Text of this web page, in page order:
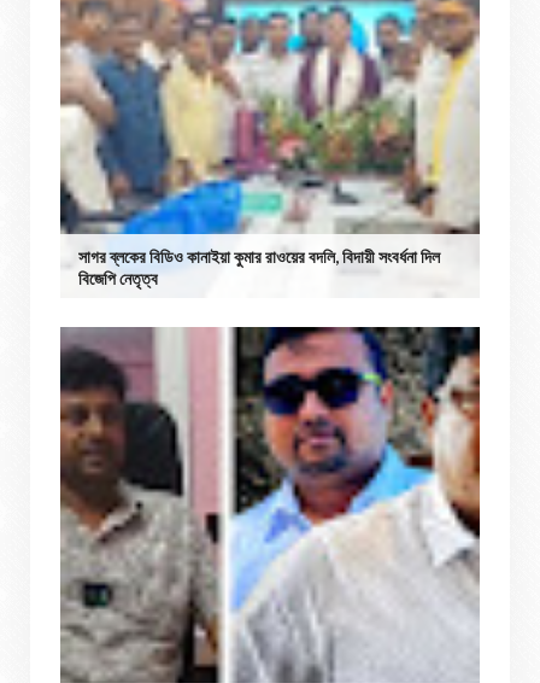
সাগর ব্লকের বিডিও কানাইয়া কুমার রাওয়ের বদলি, বিদায়ী সংবর্ধনা দিল
বিজেপি নেতৃত্ব